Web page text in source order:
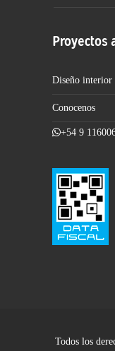
Proyectos
Diseño interior
Conocenos
+54 9
Todos los